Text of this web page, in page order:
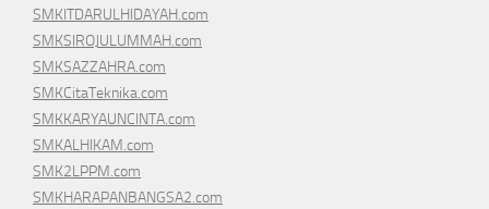
SMKITDARULHIDAYAH.com
SMKSIROJULUMMAH.com
SMKSAZZAHRA.com
SMKCitaTeknika.com
SMKKARYAUNCINTA.com
SMKALHIKAM.com
SMK2LPPM.com
SMKHARAPANBANGSA2.com